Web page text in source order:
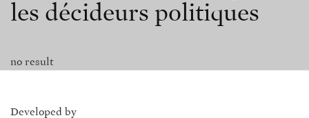
les décideurs politiques
no result
Developed by